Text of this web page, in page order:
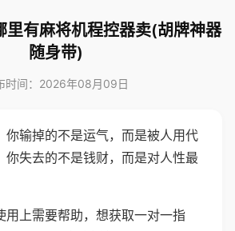
里有麻将机程控器卖(胡牌神器
随身带)
时间：2026年08月09日
你输掉的不是运气，而是被人用代
你失去的不是钱财，而是对人性最
用上需要帮助，想获取一对一指